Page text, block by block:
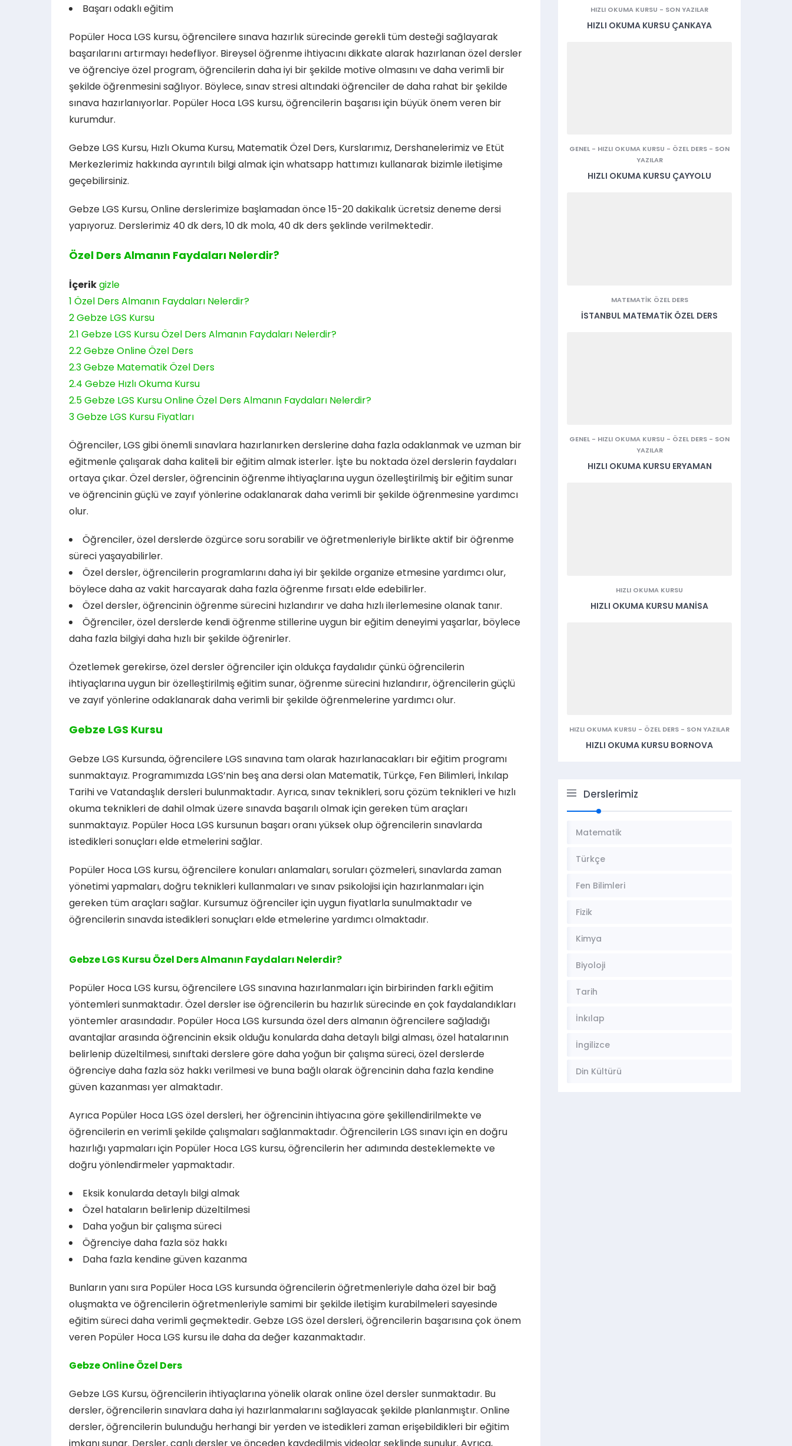
Başarı odaklı eğitim
Popüler Hoca LGS kursu, öğrencilere sınava hazırlık sürecinde gerekli tüm desteği sağlayarak
başarılarını artırmayı hedefliyor. Bireysel öğrenme ihtiyacını dikkate alarak hazırlanan özel dersler
ve öğrenciye özel program, öğrencilerin daha iyi bir şekilde motive olmasını ve daha verimli bir
şekilde öğrenmesini sağlıyor. Böylece, sınav stresi altındaki öğrenciler de daha rahat bir şekilde
sınava hazırlanıyorlar. Popüler Hoca LGS kursu, öğrencilerin başarısı için büyük önem veren bir
kurumdur.
Gebze LGS Kursu, Hızlı Okuma Kursu, Matematik Özel Ders, Kurslarımız, Dershanelerimiz ve Etüt
Merkezlerimiz hakkında ayrıntılı bilgi almak için whatsapp hattımızı kullanarak bizimle iletişime
geçebilirsiniz.
Gebze LGS Kursu, Online derslerimize başlamadan önce 15-20 dakikalık ücretsiz deneme dersi
yapıyoruz. Derslerimiz 40 dk ders, 10 dk mola, 40 dk ders şeklinde verilmektedir.
Özel Ders Almanın Faydaları Nelerdir?
İçerikgizle
1 Özel Ders Almanın Faydaları Nelerdir?
2Gebze LGS Kursu
2.1 Gebze LGS Kursu Özel Ders Almanın Faydaları Nelerdir?
2.2Gebze Online Özel Ders
2.3Gebze Matematik Özel Ders
2.4 Gebze Hızlı Okuma Kursu
2.5Gebze LGS Kursu Online Özel Ders Almanın Faydaları Nelerdir?
3Gebze LGS Kursu Fiyatları
Öğrenciler, LGS gibi önemli sınavlara hazırlanırken derslerine daha fazla odaklanmak ve uzman bir
eğitmenle çalışarak daha kaliteli bir eğitim almak isterler. İşte bu noktada özel derslerin faydaları
ortaya çıkar. Özel dersler, öğrencinin öğrenme ihtiyaçlarına uygun özelleştirilmiş bir eğitim sunar
ve öğrencinin güçlü ve zayıf yönlerine odaklanarak daha verimli bir şekilde öğrenmesine yardımcı
olur.
Öğrenciler, özel derslerde özgürce soru sorabilir ve öğretmenleriyle birlikte aktif bir öğrenme
süreci yaşayabilirler.
Özel dersler, öğrencilerin programlarını daha iyi bir şekilde organize etmesine yardımcı olur,
böylece daha az vakit harcayarak daha fazla öğrenme fırsatı elde edebilirler.
Özel dersler, öğrencinin öğrenme sürecini hızlandırır ve daha hızlı ilerlemesine olanak tanır.
Öğrenciler, özel derslerde kendi öğrenme stillerine uygun bir eğitim deneyimi yaşarlar, böylece
daha fazla bilgiyi daha hızlı bir şekilde öğrenirler.
Özetlemek gerekirse, özel dersler öğrenciler için oldukça faydalıdır çünkü öğrencilerin
ihtiyaçlarına uygun bir özelleştirilmiş eğitim sunar, öğrenme sürecini hızlandırır, öğrencilerin güçlü
ve zayıf yönlerine odaklanarak daha verimli bir şekilde öğrenmelerine yardımcı olur.
Gebze LGS Kursu
Gebze LGS Kursunda, öğrencilere LGS sınavına tam olarak hazırlanacakları bir eğitim programı
sunmaktayız. Programımızda LGS’nin beş ana dersi olan Matematik, Türkçe, Fen Bilimleri, İnkılap
Tarihi ve Vatandaşlık dersleri bulunmaktadır. Ayrıca, sınav teknikleri, soru çözüm teknikleri ve hızlı
okuma teknikleri de dahil olmak üzere sınavda başarılı olmak için gereken tüm araçları
sunmaktayız. Popüler Hoca LGS kursunun başarı oranı yüksek olup öğrencilerin sınavlarda
istedikleri sonuçları elde etmelerini sağlar.
Popüler Hoca LGS kursu, öğrencilere konuları anlamaları, soruları çözmeleri, sınavlarda zaman
yönetimi yapmaları, doğru teknikleri kullanmaları ve sınav psikolojisi için hazırlanmaları için
gereken tüm araçları sağlar. Kursumuz öğrenciler için uygun fiyatlarla sunulmaktadır ve
öğrencilerin sınavda istedikleri sonuçları elde etmelerine yardımcı olmaktadır.
Gebze LGS Kursu Özel Ders Almanın Faydaları Nelerdir?
Popüler Hoca LGS kursu, öğrencilere LGS sınavına hazırlanmaları için birbirinden farklı eğitim
yöntemleri sunmaktadır. Özel dersler ise öğrencilerin bu hazırlık sürecinde en çok faydalandıkları
yöntemler arasındadır. Popüler Hoca LGS kursunda özel ders almanın öğrencilere sağladığı
avantajlar arasında öğrencinin eksik olduğu konularda daha detaylı bilgi alması, özel hatalarının
belirlenip düzeltilmesi, sınıftaki derslere göre daha yoğun bir çalışma süreci, özel derslerde
öğrenciye daha fazla söz hakkı verilmesi ve buna bağlı olarak öğrencinin daha fazla kendine
güven kazanması yer almaktadır.
Ayrıca Popüler Hoca LGS özel dersleri, her öğrencinin ihtiyacına göre şekillendirilmekte ve
öğrencilerin en verimli şekilde çalışmaları sağlanmaktadır. Öğrencilerin LGS sınavı için en doğru
hazırlığı yapmaları için Popüler Hoca LGS kursu, öğrencilerin her adımında desteklemekte ve
doğru yönlendirmeler yapmaktadır.
Eksik konularda detaylı bilgi almak
Özel hataların belirlenip düzeltilmesi
Daha yoğun bir çalışma süreci
Öğrenciye daha fazla söz hakkı
Daha fazla kendine güven kazanma
Bunların yanı sıra Popüler Hoca LGS kursunda öğrencilerin öğretmenleriyle daha özel bir bağ
oluşmakta ve öğrencilerin öğretmenleriyle samimi bir şekilde iletişim kurabilmeleri sayesinde
eğitim süreci daha verimli geçmektedir. Gebze LGS özel dersleri, öğrencilerin başarısına çok önem
veren Popüler Hoca LGS kursu ile daha da değer kazanmaktadır.
Gebze Online Özel Ders
Gebze LGS Kursu, öğrencilerin ihtiyaçlarına yönelik olarak online özel dersler sunmaktadır. Bu
dersler, öğrencilerin sınavlara daha iyi hazırlanmalarını sağlayacak şekilde planlanmıştır. Online
dersler, öğrencilerin bulunduğu herhangi bir yerden ve istedikleri zaman erişebildikleri bir eğitim
HIZLI OKUMA KURSU - SON YAZILAR
HIZLI OKUMA KURSU ÇANKAYA
GENEL - HIZLI OKUMA KURSU - ÖZEL DERS - SON
YAZILAR
HIZLI OKUMA KURSU ÇAYYOLU
MATEMATIK ÖZEL DERS
İSTANBUL MATEMATIK ÖZEL DERS
GENEL - HIZLI OKUMA KURSU - ÖZEL DERS - SON
YAZILAR
HIZLI OKUMA KURSU ERYAMAN
HIZLI OKUMA KURSU
HIZLI OKUMA KURSU MANISA
HIZLI OKUMA KURSU - ÖZEL DERS - SON YAZILAR
HIZLI OKUMA KURSU BORNOVA
Derslerimiz
Matematik
Türkçe
Fen Bilimleri
Fizik
Kimya
Biyoloji
Tarih
İnkılap
İngilizce
Din Kültürü